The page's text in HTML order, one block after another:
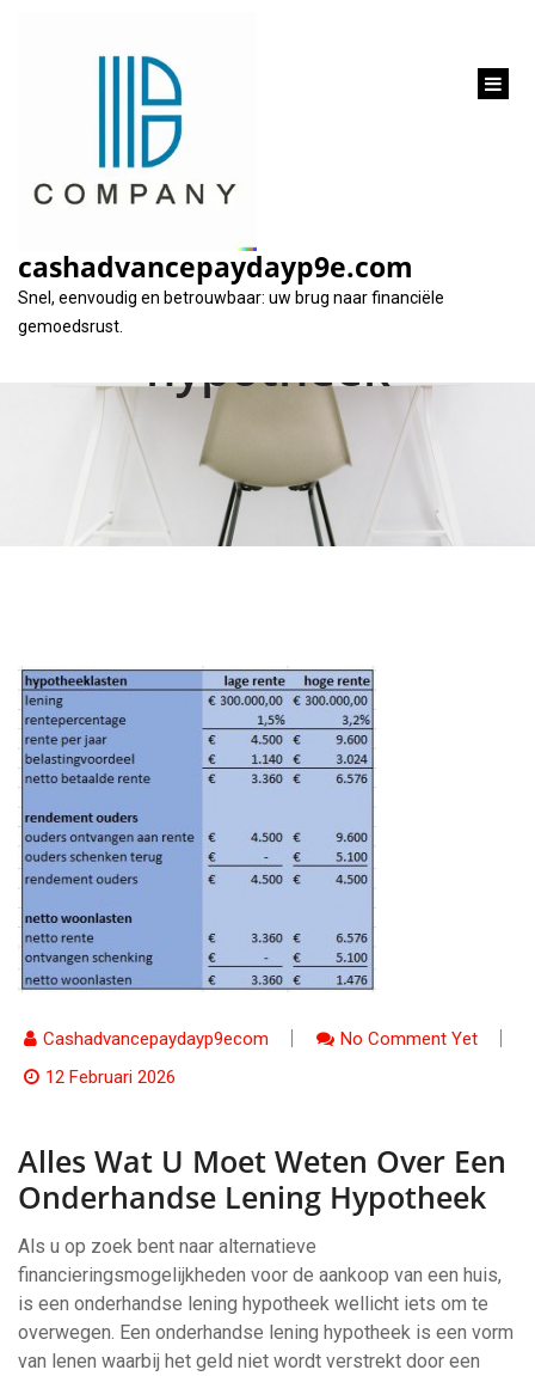
cashadvancepaydayp9e.com
Snel, eenvoudig en betrouwbaar: uw brug naar financiële
gemoedsrust.
Alles wat u moet
weten over een
onderhandse lening
hypotheek
Cashadvancepaydayp9ecom
No Comment Yet
12 Februari 2026
Alles Wat U Moet Weten Over Een
Onderhandse Lening Hypotheek
Als u op zoek bent naar alternatieve
financieringsmogelijkheden voor de aankoop van een huis,
is een onderhandse lening hypotheek wellicht iets om te
overwegen. Een onderhandse lening hypotheek is een vorm
van lenen waarbij het geld niet wordt verstrekt door een